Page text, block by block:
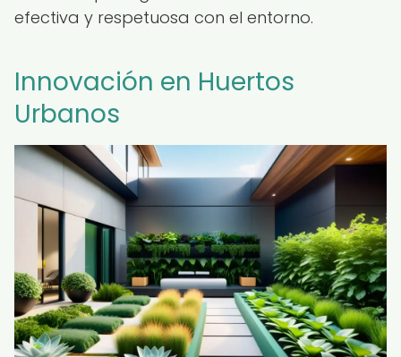
efectiva y respetuosa con el entorno.
Innovación en Huertos
Urbanos